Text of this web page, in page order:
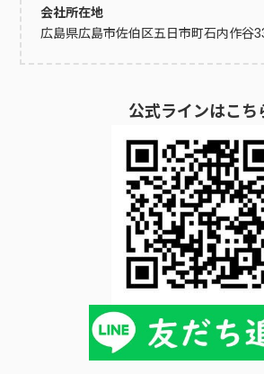
会社所在地
広島県広島市佐伯区五日市町石内作谷
公式ラインはこち